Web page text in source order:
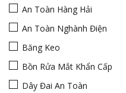
An Toàn Hàng Hải
An Toàn Nghành Điện
Băng Keo
Bồn Rửa Mắt Khẩn Cấp
Dây Đai An Toàn